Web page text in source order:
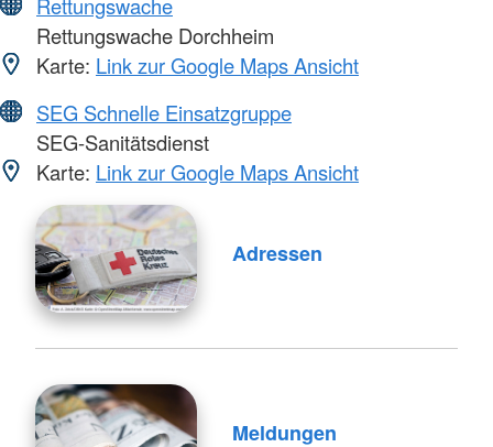
Rettungswache Dorchheim
Karte: Link zur Google Maps Ansicht
SEG Schnelle Einsatzgruppe
SEG-Sanitätsdienst
Karte: Link zur Google Maps Ansicht
Adressen
Meldungen